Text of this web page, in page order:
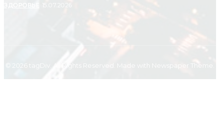
ЗДОРОВЬЕ
© 2026 tagDiv. All Rights Reserved. Made with Newspaper Theme.